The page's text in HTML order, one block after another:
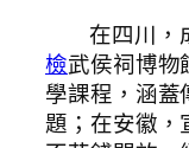
在四川，
檢武侯祠博物
學課程，涵蓋
題；在安徽，